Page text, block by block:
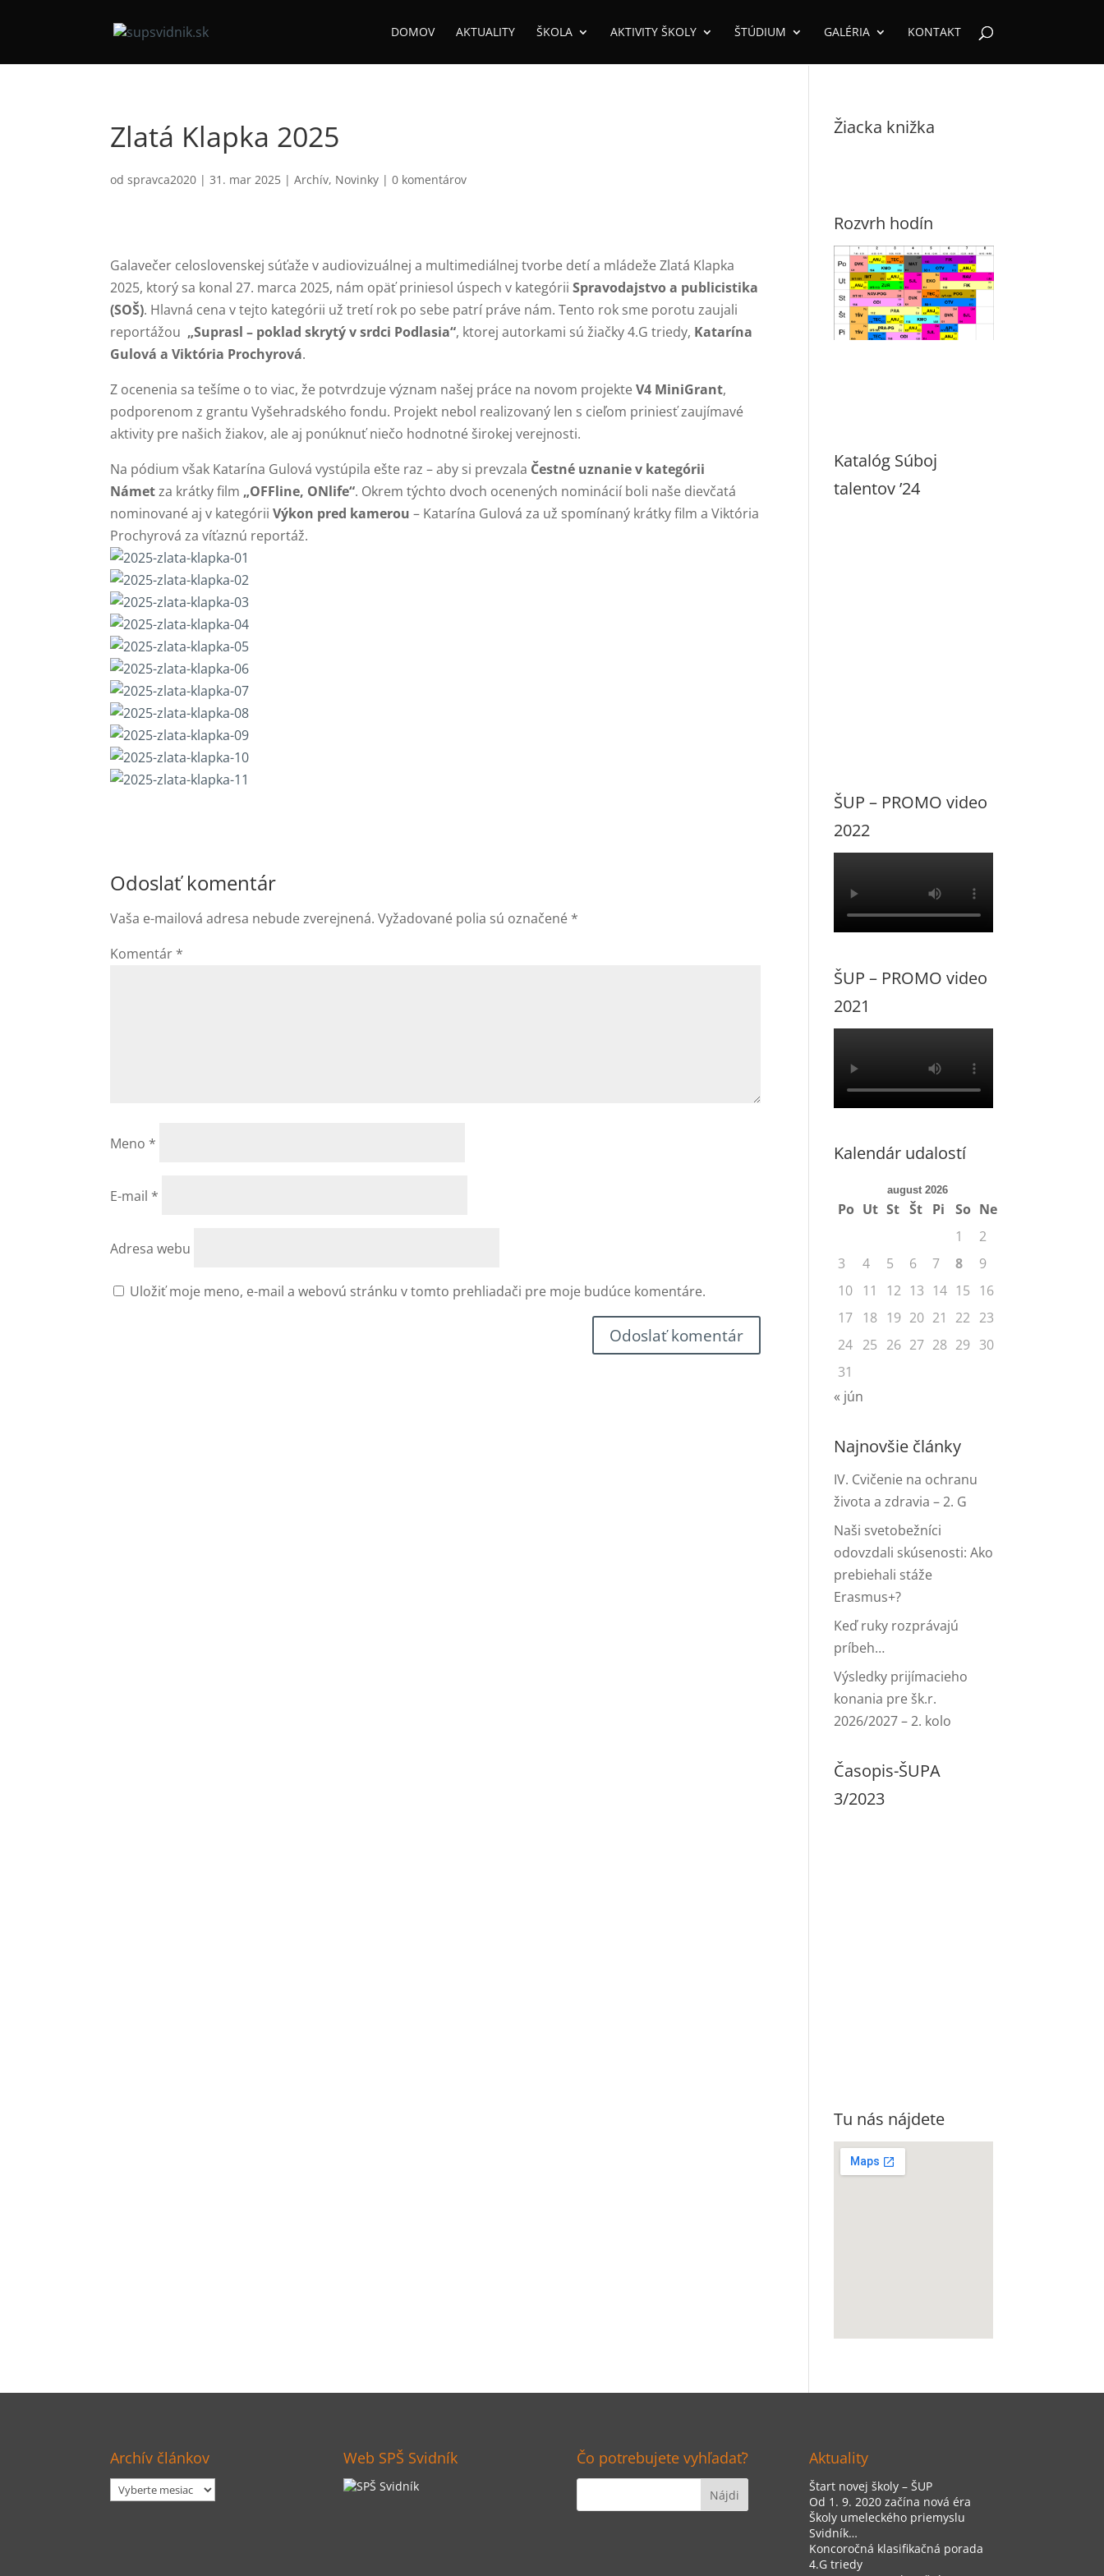
DOMOV AKTUALITY ŠKOLA AKTIVITY ŠKOLY ŠTÚDIUM GALÉRIA KONTAKT
Zlatá Klapka 2025
odspravca2020 |31. mar 2025 |Archív, Novinky |0 komentárov
Galavečer celoslovenskej súťaže v audiovizuálnej a multimediálnej tvorbe detí a mládeže Zlatá Klapka
2025, ktorý sa konal 27. marca 2025, nám opäť priniesol úspech v kategóriiSpravodajstvo a publicistika
(SOŠ). Hlavná cena v tejto kategórii už tretí rok po sebe patrí práve nám. Tento rok sme porotu zaujali
reportážou „Suprasl – poklad skrytý v srdci Podlasia“, ktorej autorkami sú žiačky 4.G triedy, Katarína
Gulová a Viktória Prochyrová.
Z ocenenia sa tešíme o to viac, že potvrdzuje význam našej práce na novom projekteV4 MiniGrant,
podporenom z grantu Vyšehradského fondu. Projekt nebol realizovaný len s cieľom priniesť zaujímavé
aktivity pre našich žiakov, ale aj ponúknuť niečo hodnotné širokej verejnosti.
Na pódium však Katarína Gulová vystúpila ešte raz – aby si prevzala Čestné uznanie v kategórii
Námetza krátky film „OFFline, ONlife“. Okrem týchto dvoch ocenených nominácií boli naše dievčatá
nominované aj v kategóriiVýkon pred kamerou – Katarína Gulová za už spomínaný krátky film a Viktória
Prochyrová za víťaznú reportáž.
Odoslať komentár
Vaša e-mailová adresa nebude zverejnená. Vyžadované polia sú označené *
Komentár *
Meno *
E-mail *
Adresa webu
Uložiť moje meno, e-mail a webovú stránku v tomto prehliadači pre moje budúce komentáre.
Žiacka knižka
Rozvrh hodín
Katalóg Súboj
talentov ’24
ŠUP – PROMO video
2022
ŠUP – PROMO video
2021
Kalendár udalostí
august 2026
Po Ut St Št Pi So Ne
1
2
3
4 5 6 7 8
9
10 11 12 13 14 15 16
17 18 19 20 21 22 23
24 25 26 27 28 29 30
31
« jún
Najnovšie články
IV. Cvičenie na ochranu
života a zdravia – 2. G
Naši svetobežníci
odovzdali skúsenosti: Ako
prebiehali stáže
Erasmus+?
Keď ruky rozprávajú
príbeh…
Výsledky prijímacieho
konania pre šk.r.
2026/2027 – 2. kolo
Časopis-ŠUPA
3/2023
Tu nás nájdete
Archív článkov
Archív
článkov
Web SPŠ Svidník Čo potrebujete vyhľadať? Aktuality
Štart novej školy – ŠUP
Od 1. 9. 2020 začína nová éra
Školy umeleckého priemyslu
Svidník…
Koncoročná klasifikačná porada
4.G triedy